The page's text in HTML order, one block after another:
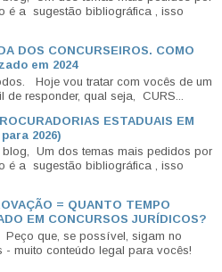
é a sugestão bibliográfica , isso
DOS CONCURSEIROS. COMO
em 2024
Hoje vou tratar com vocês de um
responder, qual seja, CURS...
ESTADUAIS EM
2026)
Um dos temas mais pedidos por
é a sugestão bibliográfica , isso
= QUANTO TEMPO
EM CONCURSOS JURÍDICOS?
que, se possível, sigam no
- muito conteúdo legal para vocês!